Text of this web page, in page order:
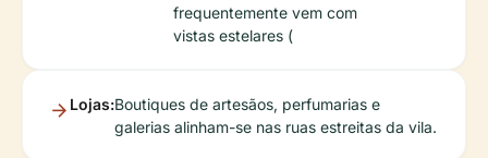
frequentemente vem com
vistas estelares (
Lojas:Boutiques de artesãos, perfumarias e
galerias alinham-se nas ruas estreitas da vila.